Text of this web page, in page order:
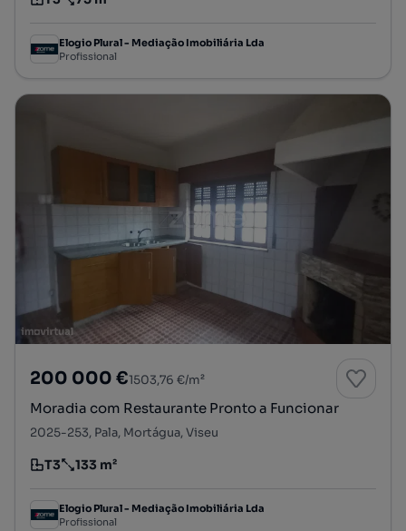
Tipologia
Preço por metro quadrado
Elogio Plural - Mediação Imobiliária Lda
Profissional
200 000 €1503,76 €/m²
Moradia com Restaurante Pronto a Funcionar
2025-253, Pala, Mortágua, Viseu
Tipologia
T3
Preço por metro quadrado
133 m²
Elogio Plural - Mediação Imobiliária Lda
Profissional